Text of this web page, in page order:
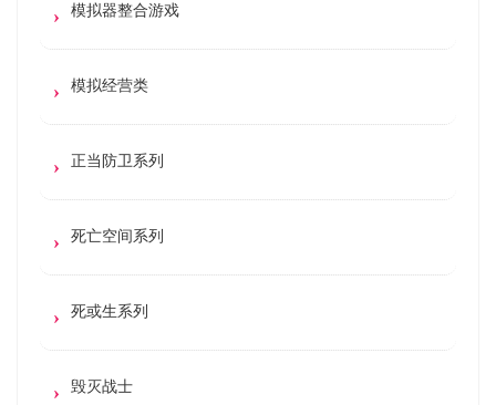
模拟器整合游戏
模拟经营类
正当防卫系列
死亡空间系列
死或生系列
毁灭战士